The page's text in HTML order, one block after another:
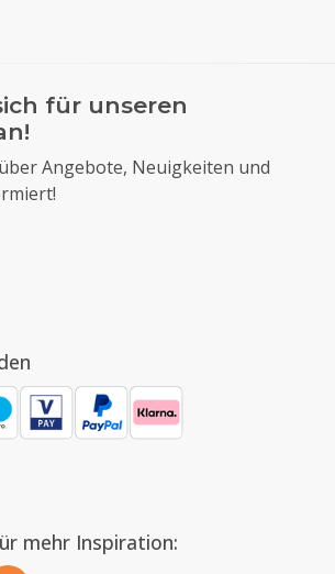
für unseren
Angebote, Neuigkeiten und
mehr Inspiration: